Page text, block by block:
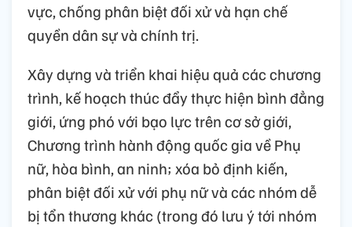
vực, chống phân biệt đối xử và hạn chế
quyền dân sự và chính trị.
Xây dựng và triển khai hiệu quả các chương
trình, kế hoạch thúc đẩy thực hiện bình đẳng
giới, ứng phó với bạo lực trên cơ sở giới,
Chương trình hành động quốc gia về Phụ
nữ, hòa bình, an ninh; xóa bỏ định kiến,
phân biệt đối xử với phụ nữ và các nhóm dễ
bị tổn thương khác (trong đó lưu ý tới nhóm